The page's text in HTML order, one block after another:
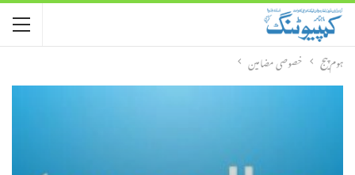
ہوم پیج خصوصی مضامین